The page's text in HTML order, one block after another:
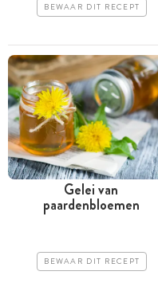
BEWAAR DIT RECEPT
Gelei van
paardenbloemen
BEWAAR DIT RECEPT